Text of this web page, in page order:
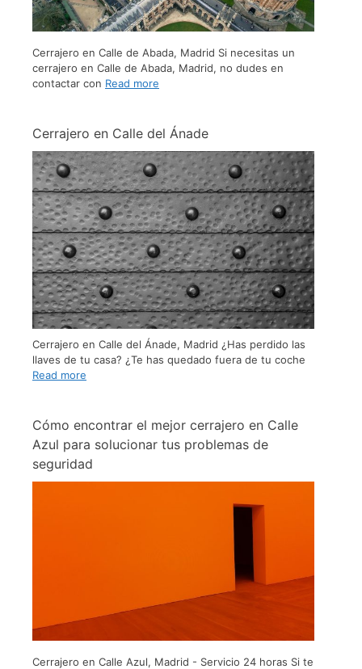
Cerrajero en Calle de Abada, Madrid Si necesitas un
cerrajero en Calle de Abada, Madrid, no dudes en
contactar con Read more
Cerrajero en Calle del Ánade
Cerrajero en Calle del Ánade, Madrid ¿Has perdido las
llaves de tu casa? ¿Te has quedado fuera de tu coche
Read more
Cómo encontrar el mejor cerrajero en Calle
Azul para solucionar tus problemas de
seguridad
Cerrajero en Calle Azul, Madrid - Servicio 24 horas Si te